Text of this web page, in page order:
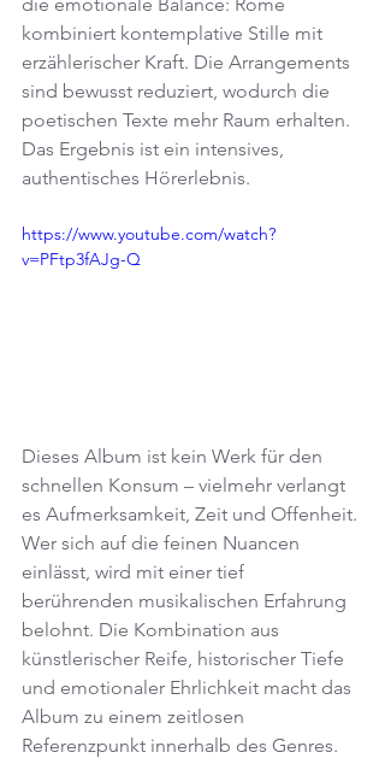
kombiniert kontemplative Stille mit
erzählerischer Kraft. Die Arrangements
sind bewusst reduziert, wodurch die
poetischen Texte mehr Raum erhalten.
Das Ergebnis ist ein intensives,
authentisches Hörerlebnis.
https://www.youtube.com/watch?
v=PFtp3fAJg-Q
Dieses Album ist kein Werk für den
schnellen Konsum – vielmehr verlangt
es Aufmerksamkeit, Zeit und Offenheit.
Wer sich auf die feinen Nuancen
einlässt, wird mit einer tief
berührenden musikalischen Erfahrung
belohnt. Die Kombination aus
künstlerischer Reife, historischer Tiefe
und emotionaler Ehrlichkeit macht das
Album zu einem zeitlosen
Referenzpunkt innerhalb des Genres.